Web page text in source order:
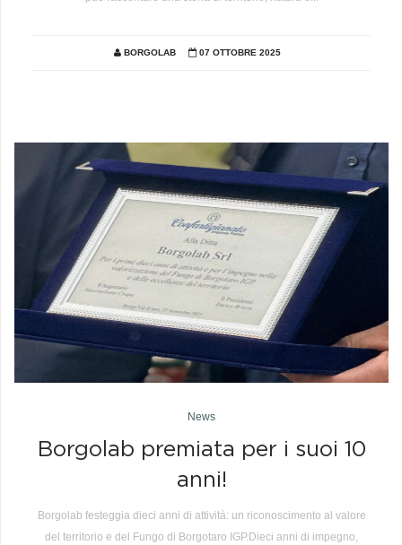
BORGOLAB 07 OTTOBRE 2025
News
Borgolab premiata per i suoi 10
anni!
Borgolab festeggia dieci anni di attività: un riconoscimento al valore
del territorio e del Fungo di Borgotaro IGP.Dieci anni di impegno,